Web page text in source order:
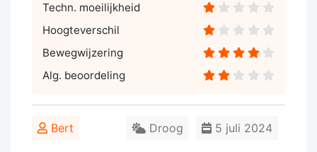
Techn. moeilijkheid
Hoogteverschil
Bewegwijzering
Alg. beoordeling
Bert 5 juli 2024
Droog